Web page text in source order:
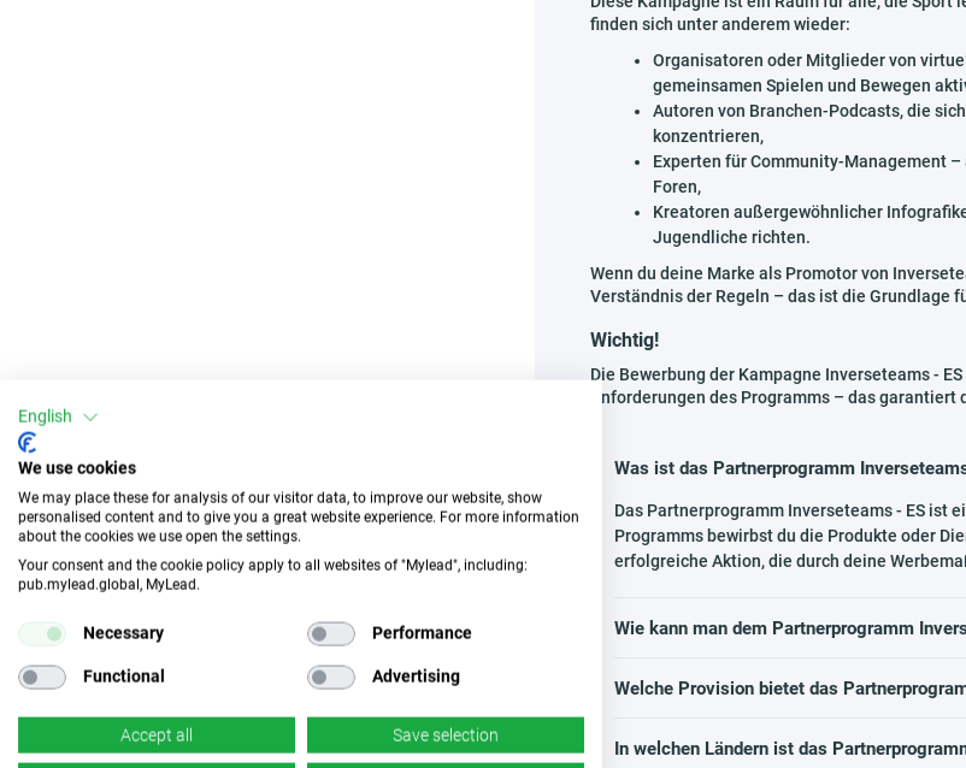
finden sich unter anderem wieder:
Organisatoren oder Mitglieder von
gemeinsamen Spielen und Bewegen
Autoren von Branchen-Podcasts, die
konzentrieren,
Experten für Community-Management
Foren,
Kreatoren außergewöhnlicher
Jugendliche richten.
Wenn du deine Marke als Promotor von
Verständnis der Regeln – das ist die
Wichtig!
Die Bewerbung der Kampagne Inverseteams -
Anforderungen des Programms – das
Was ist das Partnerprogramm
Das Partnerprogramm Inverseteams - ES ist
Programms bewirbst du die Produkte oder
erfolgreiche Aktion, die durch deine
Wie kann man dem Partnerprogramm
Welche Provision bietet das
In welchen Ländern ist das
English
We use cookies
We may place these for analysis of our visitor data, to improve our website, show
personalised content and to give you a great website experience. For more information
about the cookies we use open the settings.
Your consent and the cookie policy apply to all websites of "Mylead", including:
pub.mylead.global, MyLead.
Necessary Performance
Functional Advertising
Accept all Save selection